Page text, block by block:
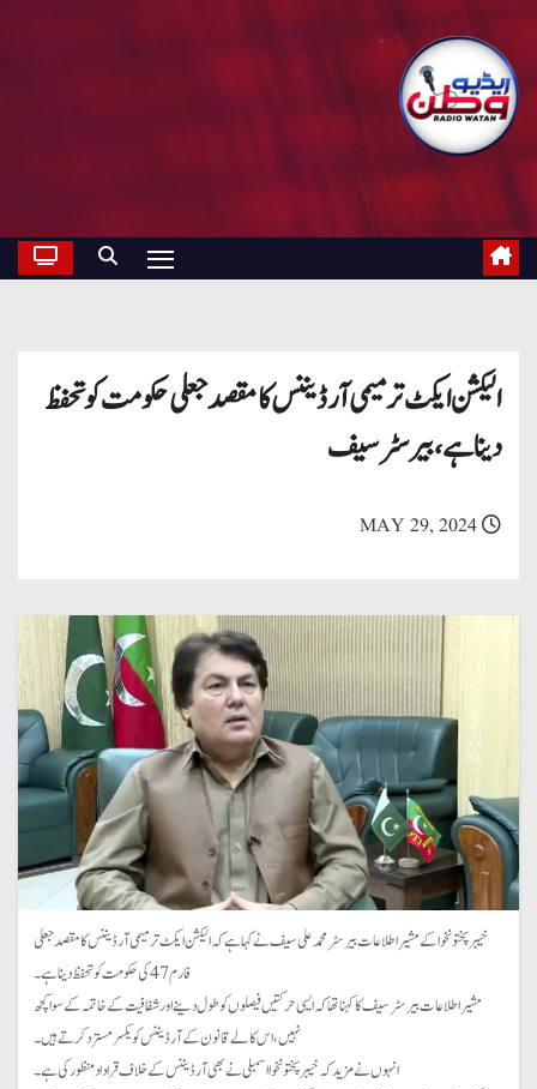
الیکشن ایکٹ ترمیمی آرڈیننس کا مقصد جعلی حکومت کو تحفظ
دینا ہے ،بیرسٹر سیف
MAY 29, 2024
خیبر پختونخوا کے مشیر اطلاعات بیرسٹر محمد علی سیف نے کہا ہے کہ الیکشن ایکٹ ترمیمی آرڈیننس کا مقصد جعلی
فارم 47کی حکومت کو تحفظ دینا ہے ۔
مشیر اطلاعات بیرسٹر سیف کا کہنا تھا کہ ایسی حرکتیں فیصلوں کو طول دینے اور شفافیت کے خاتمہ کے سوا کچھ
نہیں ، اس کالے قانون کے آرڈیننس کو یکسر مسترد کرتے ہیں۔
انہوں نے مزید کہ خیبر پختونخوا اسمبلی نے بھی آرڈیننس کے خلاف قراداد منظور کی ہے۔